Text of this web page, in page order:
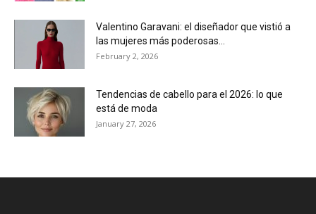
Valentino Garavani: el diseñador que vistió a
las mujeres más poderosas...
February 2, 2026
Tendencias de cabello para el 2026: lo que
está de moda
January 27, 2026